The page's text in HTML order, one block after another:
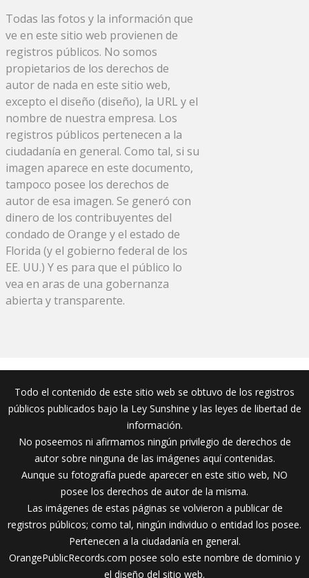
Todas las fotos y la información que
ve en este sitio web provienen de
registros públicos. No somos
propietarios de los derechos de
autor de nada en este sitio web,
excepto el diseño (diseño), la URL y el
nombre de nuestra empresa. Los
registros públicos pertenecen a la
ciudadanía en general. Como tal, si su
imagen aparece en este documento,
tampoco posee los derechos de
autor de esa imagen. Se generó con
dinero de los contribuyentes del
condado de Orange y el estado de
Florida (y el gobierno federal de los
EE. UU.) Y es para que el público lo
vea en aras de una gobernanza
abierta y transparente.
Todo el contenido de este sitio web se obtuvo de los registros
públicos publicados bajo la Ley Sunshine y las leyes de libertad de
información.
No poseemos ni afirmamos ningún privilegio de derechos de
autor sobre ninguna de las imágenes aquí contenidas.
Aunque su fotografía puede aparecer en este sitio web, NO
posee los derechos de autor de la misma.
Las imágenes de estas páginas se volvieron a publicar de
registros públicos; como tal, ningún individuo o entidad los posee.
Pertenecen a la ciudadanía en general.
OrangePublicRecords.com posee solo este nombre de dominio y
el diseño del sitio web.